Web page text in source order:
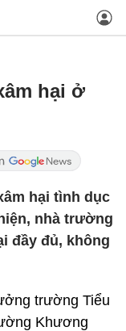
hại ở
hại tình dục
nhà trường
đầy đủ, không
trường Tiểu
Khương